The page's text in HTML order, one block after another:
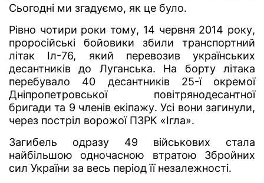
Сьогодні ми згадуємо, як це було.
Рівно чотири роки тому, 14 червня 2014 року,
проросійські бойовики збили транспортний
літак Іл-76, який перевозив українських
десантників до Луганська. На борту літака
перебувало 40 десантників 25-ї окремої
Дніпропетровської повітрянодесантної
бригади та 9 членів екіпажу. Усі вони загинули,
через постріл ворожої ПЗРК «Ігла».
Загибель одразу 49 військових стала
найбільшою одночасною втратою Збройних
сил України за весь період її незалежності.